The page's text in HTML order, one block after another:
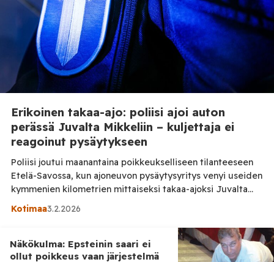
Erikoinen takaa-ajo: poliisi ajoi auton
perässä Juvalta Mikkeliin – kuljettaja ei
reagoinut pysäytykseen
Poliisi joutui maanantaina poikkeukselliseen tilanteeseen
Etelä-Savossa, kun ajoneuvon pysäytysyritys venyi useiden
kymmenien kilometrien mittaiseksi takaa-ajoksi Juvalta
Mikkeliin. Poliisipartio kiinnitti huomiota valtatie 5:llä
suurempi. Kun poliisi yritti pysäyttää ajoneuvon hälytys- ja
pysäytysvaloin, kuljettaja ei kuitenkaan reagoinut
tilanteeseen, vaan jatkoi matkaansa kohti Mikkeliä.
Kotimaa3.2.2026
Näkökulma: Epsteinin saari ei
ollut poikkeus vaan järjestelmä